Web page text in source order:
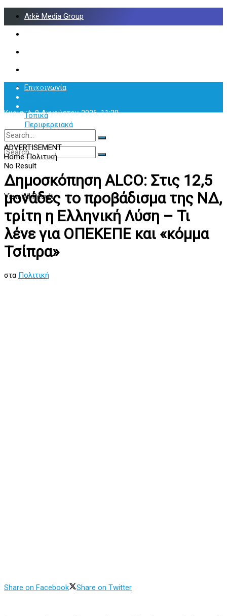
Arkè Media Group
Επικοινωνία
Κυριακή, 9 Αυγούστου 2026, 11:29
Αρχική
Τοπικά
Περιφερειακά
Υγεία
No Result
View All Result
No Result
View All Result
ADVERTISEMENT
Home Πολιτική
Δημοσκόπηση ALCO: Στις 12,5
μονάδες το προβάδισμα της ΝΔ,
τρίτη η Ελληνική Λύση – Τι
λένε για ΟΠΕΚΕΠΕ και «κόμμα
Τσίπρα»
στα Πολιτική
Share on Facebook Share on Twitter